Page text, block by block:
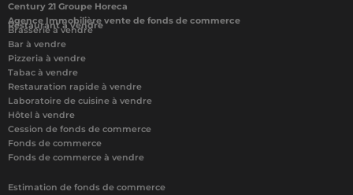
Century 21 Groupe Horeca
Agence Immobilière vente de fonds de commerce
Restaurant à vendre
Brasserie à vendre
Bar à vendre
Pizzeria à vendre
Tabac à vendre
Restauration rapide à vendre
Laboratoire de cuisine à vendre
Hôtel à vendre
Cession de fonds de commerce
Fonds de commerce
Fonds de commerce à vendre
Estimation de fonds de commerce